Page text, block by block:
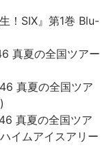
！SIX』第1巻 Blu-
真夏の全国ツアー
真夏の全国ツア
真夏の全国ツア
イムアイスアリー